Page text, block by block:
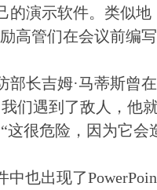
的演示软件。类似
高管们在会议前编
部长吉姆·马蒂斯曾
们遇到了敌人，他
这很危险，因为它会
也出现了